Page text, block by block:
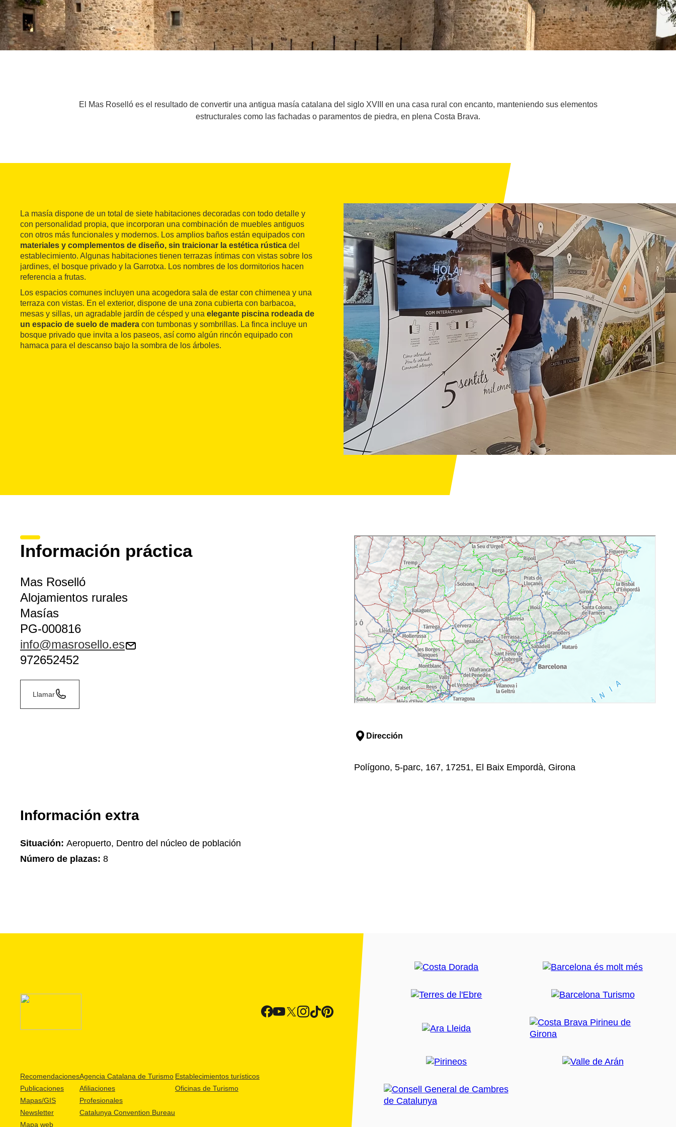
El Mas Roselló es el resultado de convertir una antigua masía catalana del siglo XVIII en una casa rural con encanto, manteniendo sus elementos
estructurales como las fachadas o paramentos de piedra, en plena Costa Brava.
La masía dispone de un total de siete habitaciones decoradas con todo detalle y
con personalidad propia, que incorporan una combinación de muebles antiguos
con otros más funcionales y modernos. Los amplios baños están equipados con
materiales y complementos de diseño, sin traicionar la estética rústica del
establecimiento. Algunas habitaciones tienen terrazas íntimas con vistas sobre los
jardines, el bosque privado y la Garrotxa. Los nombres de los dormitorios hacen
referencia a frutas.
Los espacios comunes incluyen una acogedora sala de estar con chimenea y una
terraza con vistas. En el exterior, dispone de una zona cubierta con barbacoa,
mesas y sillas, un agradable jardín de césped y una elegante piscina rodeada de
un espacio de suelo de madera con tumbonas y sombrillas. La finca incluye un
bosque privado que invita a los paseos, así como algún rincón equipado con
hamaca para el descanso bajo la sombra de los árboles.
Información práctica
Mas Roselló
Alojamientos rurales
Masías
PG-000816
info@masrosello.es
972652452
Llamar
Dirección
Polígono, 5-parc, 167, 17251, El Baix Empordà, Girona
Información extra
Situación: Aeropuerto, Dentro del núcleo de población
Número de plazas: 8
Recomendaciones
Publicaciones
Mapas/GIS
Newsletter
Mapa web
Agencia Catalana de Turismo
Afiliaciones
Profesionales
Catalunya Convention Bureau
Establecimientos turísticos
Oficinas de Turismo